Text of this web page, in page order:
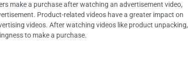
make a purchase after watching an advertisement video,
Product-related videos have a greater impact on
videos. After watching videos like product unpacking,
to make a purchase.